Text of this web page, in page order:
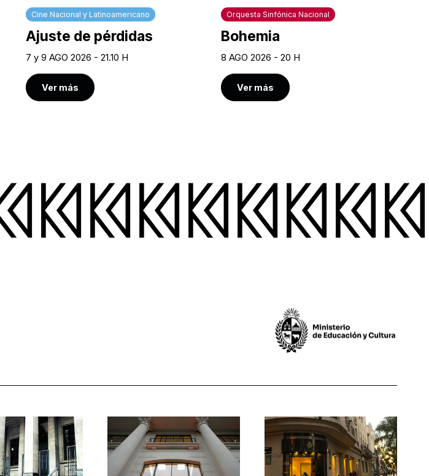
Cine Nacional y Latinoamericano
Ajuste de pérdidas
7 y 9 AGO 2026 - 21.10 H
Ver más
Orquesta Sinfónica Nacional
Bohemia
8 AGO 2026 - 20 H
Ver más